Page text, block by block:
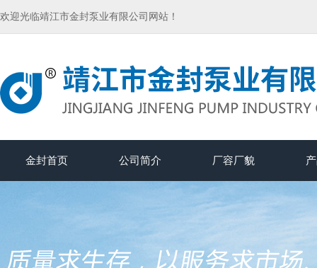
欢迎光临靖江市金封泵业有限公司网站！
金封首页 公司简介 厂容厂貌